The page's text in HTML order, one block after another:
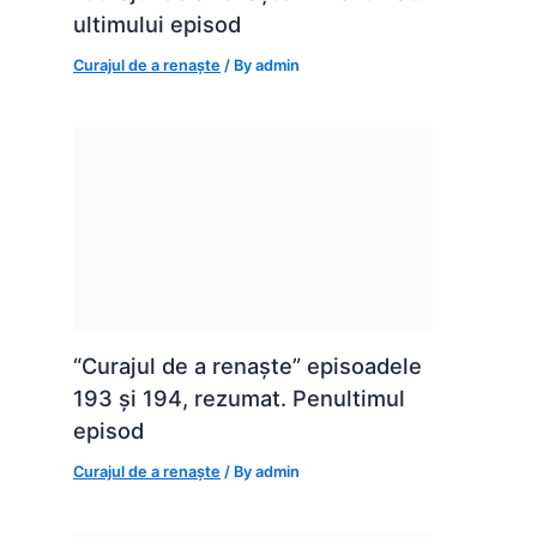
ultimului episod
Curajul de a renaște / Byadmin
“Curajul de a renaște” episoadele
193 și 194, rezumat. Penultimul
episod
Curajul de a renaște / Byadmin